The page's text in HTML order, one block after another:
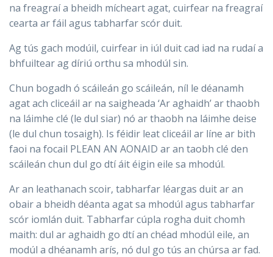
na freagraí a bheidh mícheart agat, cuirfear na freagraí
cearta ar fáil agus tabharfar scór duit.
Ag tús gach modúil, cuirfear in iúl duit cad iad na rudaí a
bhfuiltear ag díriú orthu sa mhodúl sin.
Chun bogadh ó scáileán go scáileán, níl le déanamh
agat ach cliceáil ar na saigheada ‘Ar aghaidh’ ar thaobh
na láimhe clé (le dul siar) nó ar thaobh na láimhe deise
(le dul chun tosaigh). Is féidir leat cliceáil ar líne ar bith
faoi na focail PLEAN AN AONAID ar an taobh clé den
scáileán chun dul go dtí áit éigin eile sa mhodúl.
Ar an leathanach scoir, tabharfar léargas duit ar an
obair a bheidh déanta agat sa mhodúl agus tabharfar
scór iomlán duit. Tabharfar cúpla rogha duit chomh
maith: dul ar aghaidh go dtí an chéad mhodúl eile, an
modúl a dhéanamh arís, nó dul go tús an chúrsa ar fad.